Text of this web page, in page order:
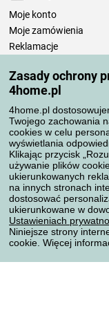
Zasady ochrony
4home.pl
4home.pl
Twojego zachowania
cookies w celu
wyświetlania
Klikając przycisk
używanie plików
ukierunkowanych
na innych stronach
dostosować
ukierunkowane w
Ustawieniach
Niniejsze strony
cookie. Więcej
Moje konto
Moje zamówienia
Reklamacje
Zasady przetwarzania
Sposoby
Metody
Niezawodny